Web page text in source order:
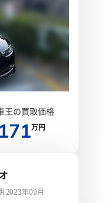
王の買取価格
171万円
2023年09月